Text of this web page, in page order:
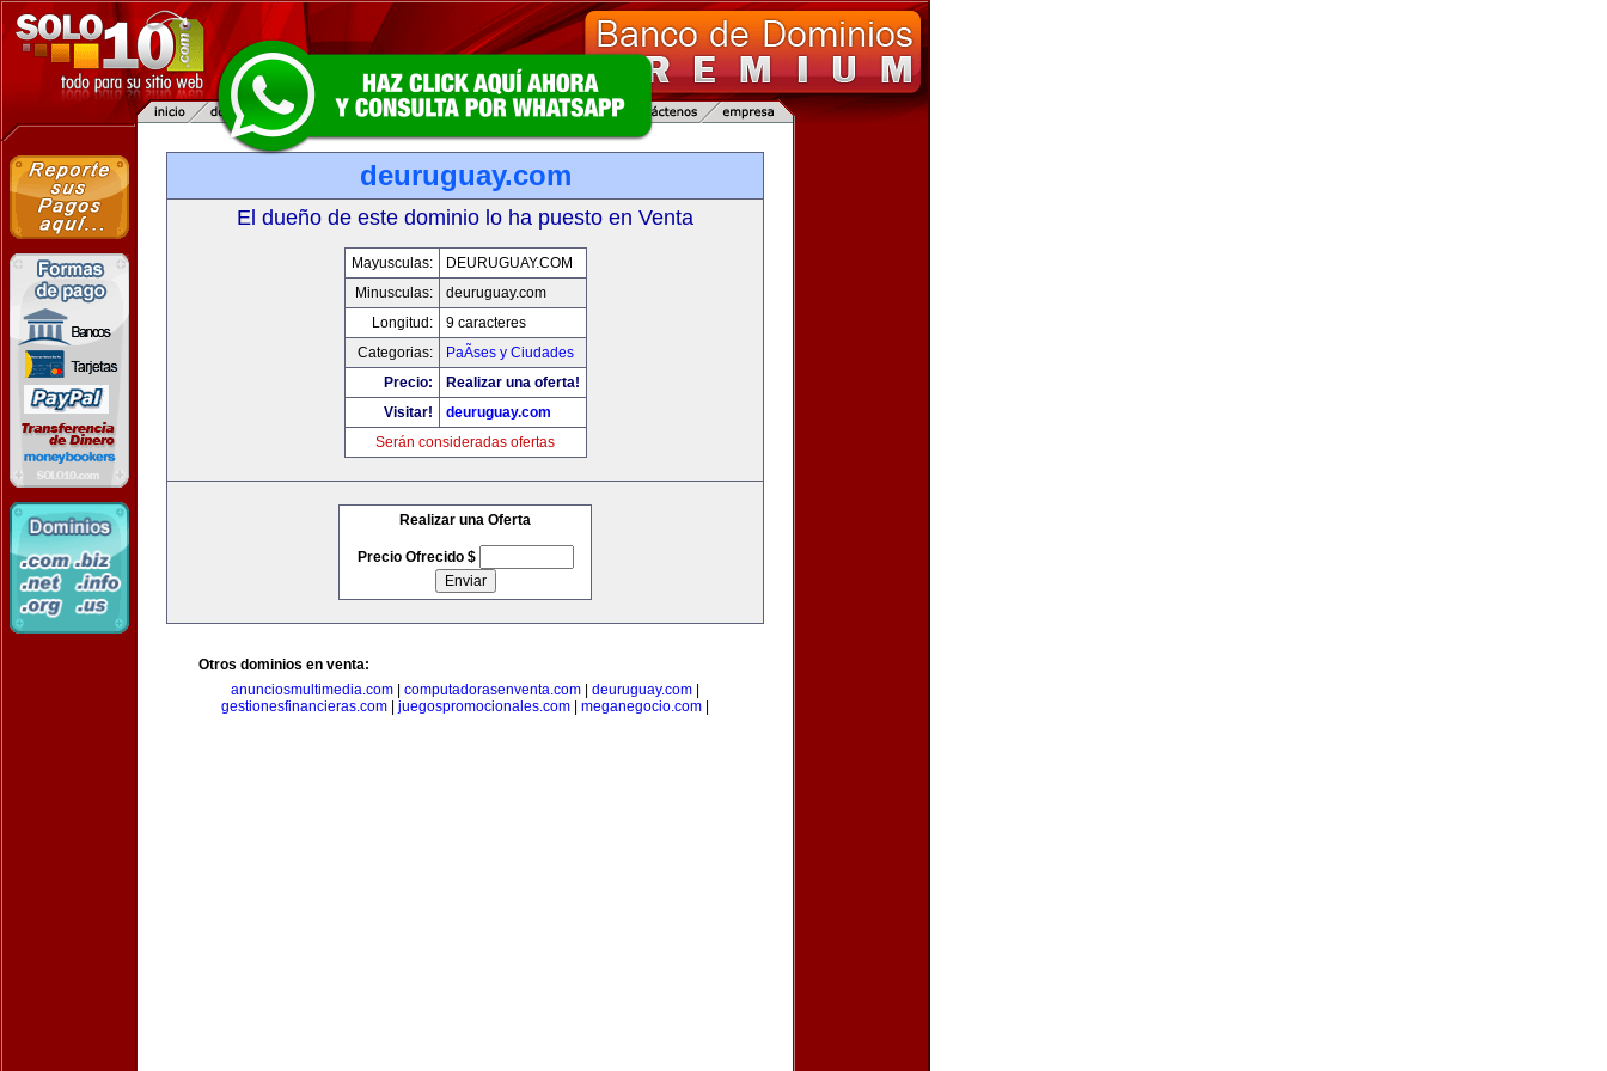
deuruguay.com
El dueño de este dominio lo ha puesto en Venta
Mayusculas:
DEURUGUAY.COM
Minusculas:
deuruguay.com
Longitud:
9 caracteres
Categorias:
PaÃ­ses y Ciudades
Precio:
Realizar una oferta!
Visitar!
deuruguay.com
Serán consideradas ofertas
Realizar una Oferta
Precio Ofrecido $
Otros dominios en venta:
anunciosmultimedia.com
computadorasenventa.com deuruguay.com
gestionesfinancieras.com
juegospromocionales.com meganegocio.com